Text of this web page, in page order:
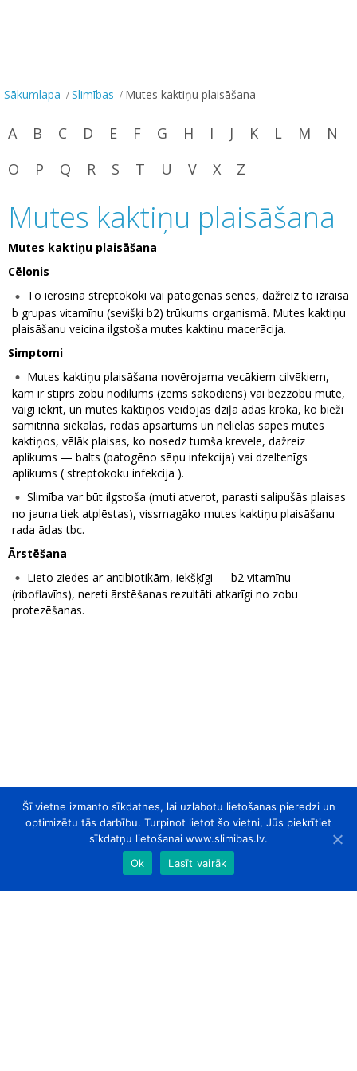
Sākumlapa Slimības Mutes kaktiņu plaisāšana
A B C D E F G H I J K L M
N
O
P Q R S T U V X Z
Mutes kaktiņu plaisāšana
Mutes kaktiņu plaisāšana
Cēlonis
To ierosina streptokoki vai patogēnās sēnes, dažreiz to izraisa
b grupas vitamīnu (sevišķi b2) trūkums organismā. Mutes kaktiņu
plaisāšanu veicina ilgstoša mutes kaktiņu macerācija.
Simptomi
Mutes kaktiņu plaisāšana novērojama vecākiem cilvēkiem,
kam ir stiprs zobu nodilums (zems sakodiens) vai bezzobu mute,
vaigi iekrīt, un mutes kaktiņos veidojas dziļa ādas kroka, ko bieži
samitrina siekalas, rodas apsārtums un nelielas sāpes mutes
kaktiņos, vēlāk plaisas, ko nosedz tumša krevele, dažreiz
aplikums — balts (patogēno sēņu infekcija) vai dzeltenīgs
aplikums ( streptokoku infekcija ).
Slimība var būt ilgstoša (muti atverot, parasti salipušās plaisas
no jauna tiek atplēstas), vissmagāko mutes kaktiņu plaisāšanu
rada ādas tbc.
Ārstēšana
Lieto ziedes ar antibiotikām, iekšķīgi — b2 vitamīnu
(riboflavīns), nereti ārstēšanas rezultāti atkarīgi no zobu
protezēšanas.
Šī vietne izmanto sīkdatnes, lai uzlabotu lietošanas pieredzi un
optimizētu tās darbību. Turpinot lietot šo vietni, Jūs piekrītiet
sīkdatņu lietošanai www.slimibas.lv.
Ok
Lasīt vairāk